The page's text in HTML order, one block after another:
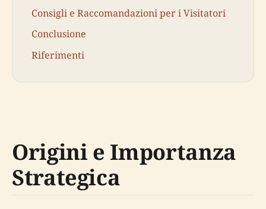
Consigli e Raccomandazioni per i Visitatori
Conclusione
Riferimenti
Origini e Importanza
Strategica